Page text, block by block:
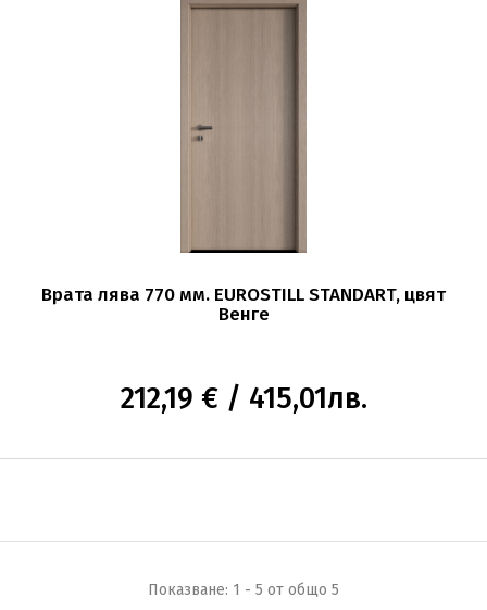
Врата лява 770 мм. EUROSTILL STANDART, цвят
Венге
212,19 € / 415,01лв.
Показване: 1 - 5 от общо 5